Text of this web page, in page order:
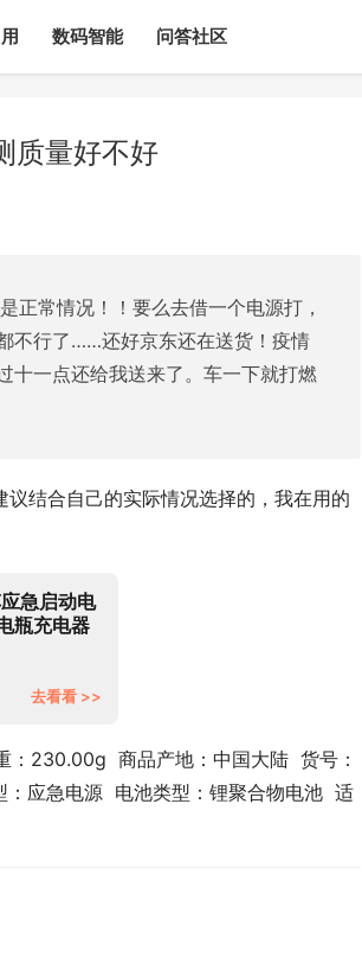
数码智能 问答社区
质量好不好
正常情况！！要么去借一个电源打，
不行了……还好京东还在送货！疫情
十一点还给我送来了。车一下就打燃
结合自己的实际情况选择的，我在用的
急启动电
瓶充电器
去看看 >>
230.00g  商品产地：中国大陆  货号：
应急电源  电池类型：锂聚合物电池  适